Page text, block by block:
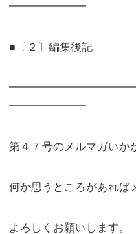
━━━━━━━
■〔２〕編集後記
━━━━━━━
第４７号のメルマガいか
何か思うところがあれば
よろしくお願いします。